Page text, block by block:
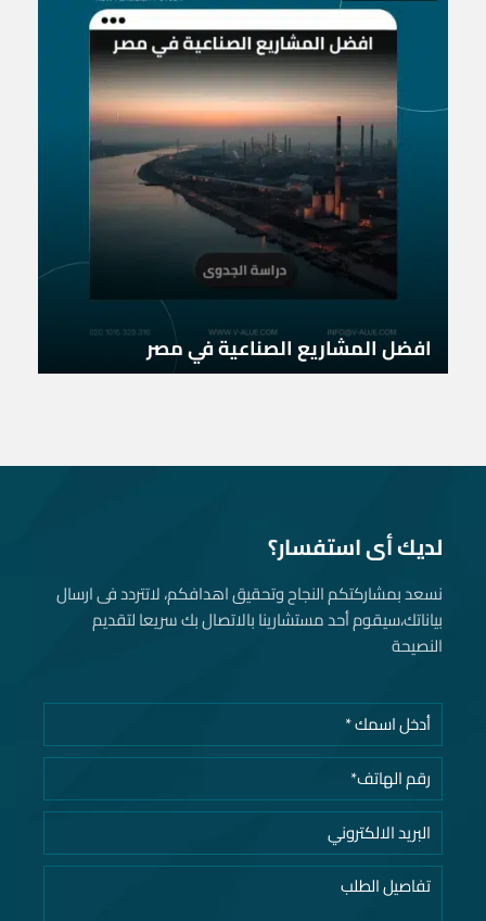
افضل المشاريع الصناعية في مصر
لديك أى استفسار؟
نسعد بمشاركتكم النجاح وتحقيق اهدافكم، لاتتردد فى ارسال
بياناتك، سيقوم أحد مستشارينا بالاتصال بك سريعا لتقديم
النصيحة